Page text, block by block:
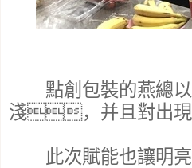
點創包裝的燕總以
淺，并且對出現
此次賦能也讓明